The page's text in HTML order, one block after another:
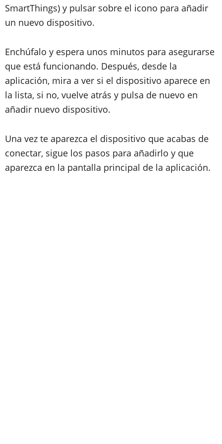
SmartThings) y pulsar sobre el icono para añadir
un nuevo dispositivo.
Enchúfalo y espera unos minutos para asegurarse
que está funcionando. Después, desde la
aplicación, mira a ver si el dispositivo aparece en
la lista, si no, vuelve atrás y pulsa de nuevo en
añadir nuevo dispositivo.
Una vez te aparezca el dispositivo que acabas de
conectar, sigue los pasos para añadirlo y que
aparezca en la pantalla principal de la aplicación.